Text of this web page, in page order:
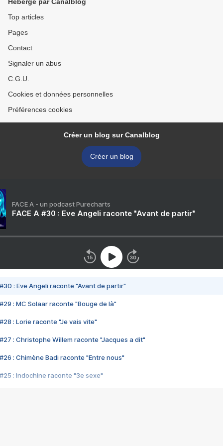
Top articles
Pages
Contact
Signaler un abus
C.G.U.
Cookies et données personnelles
Préférences cookies
Créer un blog sur Canalblog
Créer un blog
FACE A - un podcast Purecharts
FACE A #30 : Eve Angeli raconte "Avant de partir"
#30 : Eve Angeli raconte "Avant de partir"
#29 : MC Solaar raconte "Bouge de là"
#28 : Lorie raconte "Je vais vite"
#27 : Christophe Willem raconte "Jacques a dit"
#26 : Chimène Badi raconte "Entre nous"
#25 : Indochine raconte "3e sexe"